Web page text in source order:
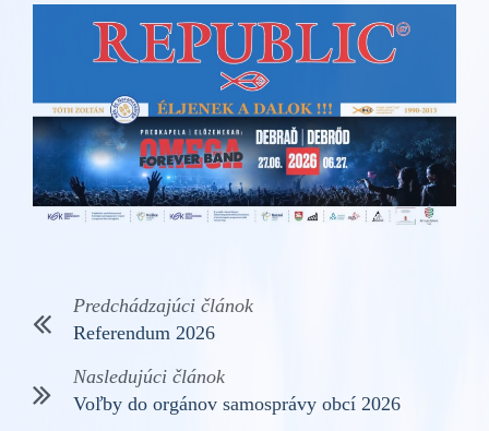
Predchádzajúci článok
Referendum 2026
Nasledujúci článok
Voľby do orgánov samosprávy obcí 2026